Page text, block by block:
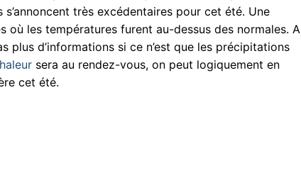
très excédentaires pour cet été. Une
où les températures furent au-dessus des normales. A
plus d’informations si ce n’est que les précipitations
sera au rendez-vous, on peut logiquement en
cet été.